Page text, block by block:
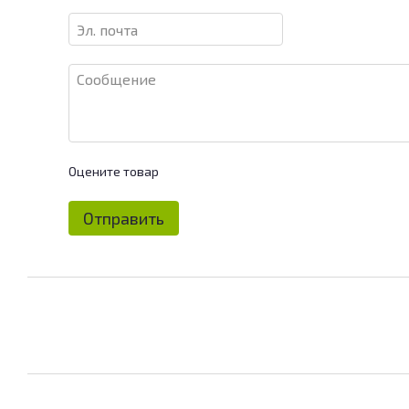
Оцените товар
Отправить